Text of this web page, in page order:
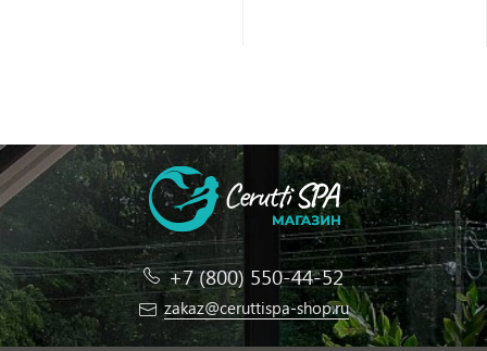
+7 (800) 550-44-52
zakaz@ceruttispa-shop.ru